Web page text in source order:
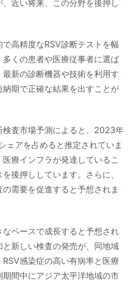
近い将来、この分野を後押し
高精度なRSV診断テストを幅
くの患者や医療従事者に選ば
新の診断機器や技術を利用す
期で正確な結果を出すことが
検査市場予測によると、2023年
ェアを占めると推定されていま
療インフラが発達しているこ
後押ししています。さらに、
需要を促進すると予想されま
ペースで成長すると予想され
新しい検査の発売が、同地域
感染症の高い有病率と医療
間中にアジア太平洋地域の市